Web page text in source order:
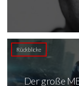
Rückblicke
Der große